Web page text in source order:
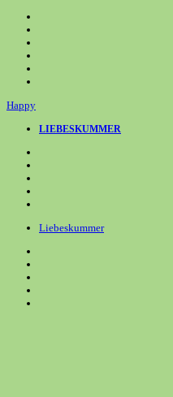
Inhalt
springen
Happy
LIEBESKUMMER
Liebeskummer